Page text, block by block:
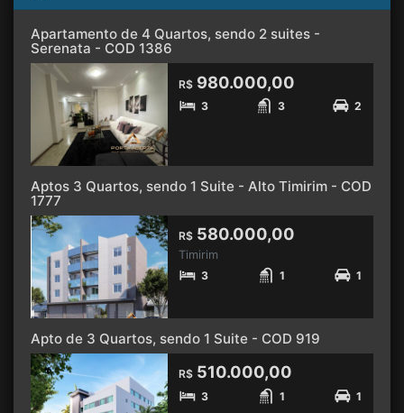
Apartamento de 4 Quartos, sendo 2 suites -
Serenata - COD 1386
R$ 980.000,00
3 3 2
Aptos 3 Quartos, sendo 1 Suite - Alto Timirim - COD
1777
R$ 580.000,00
Timirim
3 1 1
Apto de 3 Quartos, sendo 1 Suite - COD 919
R$ 510.000,00
3 1 1